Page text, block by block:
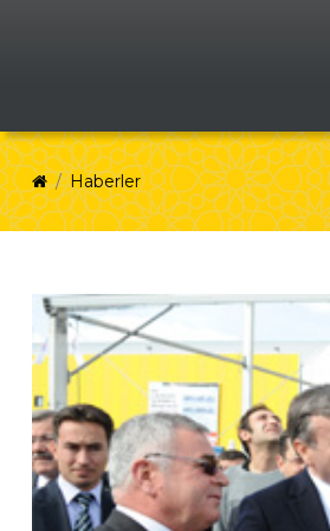
Haberler